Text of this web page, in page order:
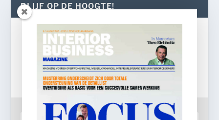
BLIJF OP DE HOOGTE!
Gratis
e-mail nieuwsbrief!
Laat je e-mailadres achter en ontvang dagelijks
ontbijtnieuws in je mailbox.